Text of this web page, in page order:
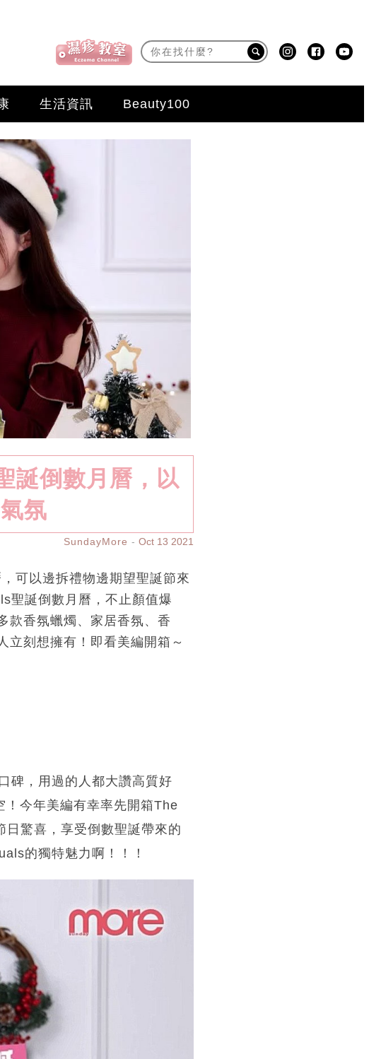
生活資訊 Beauty100
誕倒數月曆，以
氛
SundayMore Oct 13 2021
可以邊拆禮物邊期望聖誕節來
聖誕倒數月曆，不止顏值爆
款香氛蠟燭、家居香氛、香
立刻想擁有！即看美編開箱～
碑，用過的人都大讚高質好
今年美編有幸率先開箱The
驚喜，享受倒數聖誕帶來的
的獨特魅力啊！！！